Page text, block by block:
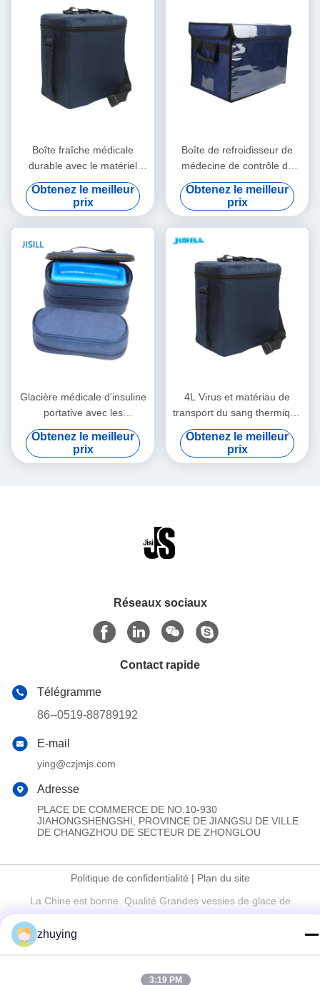
Boîte fraîche médicale
durable avec le matériel
d'isolation de vide pour le
transport vaccinique médical
Obtenez le meilleur
prix
Boîte de refroidisseur de
médecine de contrôle de
température pour le
transport médical de sang
de vaccins
Obtenez le meilleur
prix
Glacière médicale d'insuline
portative avec les
températures
personnalisables faciles à
nettoyer
Obtenez le meilleur
prix
4L Virus et matériau de
transport du sang thermique
réfrigérateur médical
Obtenez le meilleur
prix
Réseaux sociaux
Contact rapide
Télégramme
86--0519-88789192
E-mail
ying@czjmjs.com
Adresse
PLACE DE COMMERCE DE NO.10-930
JIAHONGSHENGSHI, PROVINCE DE JIANGSU DE VILLE
DE CHANGZHOU DE SECTEUR DE ZHONGLOU
Politique de confidentialité | Plan du site
La Chine est bonne. Qualité Grandes vessies de glace de
refroidisseur Fournisseur. Copyright © 2017-2026 Changzhou jisi
cold chain technology Co.,ltd Tout. Les droits sont réservés.
zhuying
3:19 PM